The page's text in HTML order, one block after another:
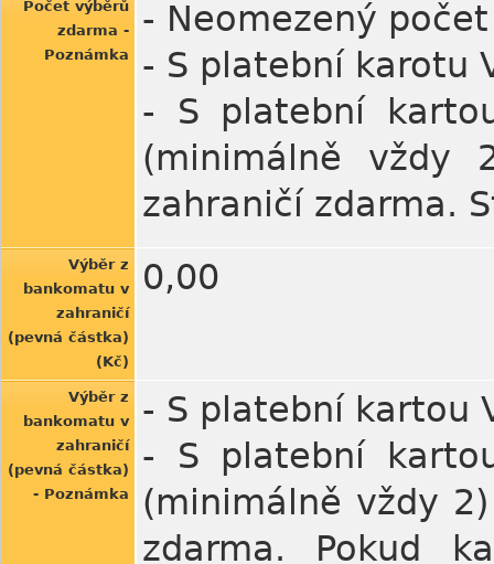
Počet výběrů
zdarma -
Poznámka
- Neomezený
- S platební karotu
- S platební
(minimálně vždy
zahraničí zdarma.
Výběr z
bankomatu v
zahraničí
(pevná částka)
(Kč)
0,00
Výběr z
bankomatu v
zahraničí
(pevná částka)
- Poznámka
- S platební kartou
- S platební
(minimálně vždy
zdarma. Pokud